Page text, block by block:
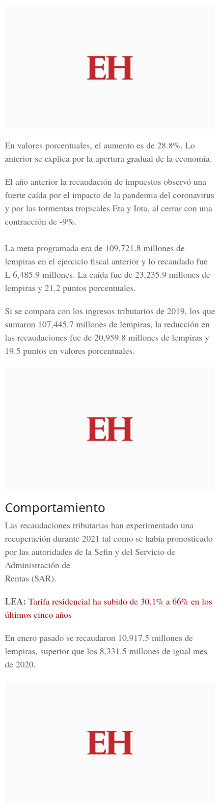
En valores porcentuales, el aumento es de 28.8%. Lo
anterior se explica por la apertura gradual de la economía.
El año anterior la recaudación de impuestos observó una
fuerte caída por el impacto de la pandemia del coronavirus
y por las tormentas tropicales Eta y Iota, al cerrar con una
contracción de -9%.
La meta programada era de 109,721.8 millones de
lempiras en el ejercicio fiscal anterior y lo recaudado fue
L 6,485.9 millones. La caída fue de 23,235.9 millones de
lempiras y 21.2 puntos porcentuales.
Si se compara con los ingresos tributarios de 2019, los que
sumaron 107,445.7 millones de lempiras, la reducción en
las recaudaciones fue de 20,959.8 millones de lempiras y
19.5 puntos en valores porcentuales.
Comportamiento
Las recaudaciones tributarias han experimentado una
recuperación durante 2021 tal como se había pronosticado
por las autoridades de la Sefin y del Servicio de
Administración de
Rentas (SAR).
LEA: Tarifa residencial ha subido de 30.1% a 66% en los
últimos cinco años
En enero pasado se recaudaron 10,917.5 millones de
lempiras, superior que los 8,331.5 millones de igual mes
de 2020.